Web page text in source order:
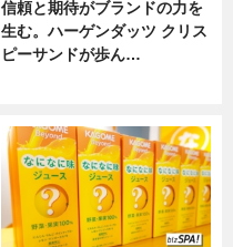
信頼と期待がブランドの力を
生む。ハーゲンダッツ クリス
ピーサンドが歩ん…